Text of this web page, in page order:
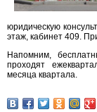
юридическую
этаж, кабинет 409.
Напомним,
проходят
месяца квартала.